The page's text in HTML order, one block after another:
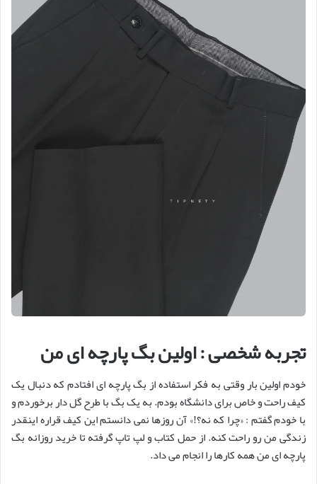
تجربه شخصی : اولین بگ پارچه ای من
خودم اولین بار وقتی به فکر استفاده از بگ پارچه ای افتادم که دنبال یک
کیف راحت و خاص برای دانشگاه بودم. به یک بگ با طرح گل دار برخوردم و
با خودم گفتم : «چرا که نه؟!» آن روزها نمی دانستم این کیف قراره اینقدر
زندگی من رو راحت کنه. از حمل کتاب و لپ تاپ گرفته تا خرید روزانه بگ
پارچه ای من همه کارها را انجام می داد.